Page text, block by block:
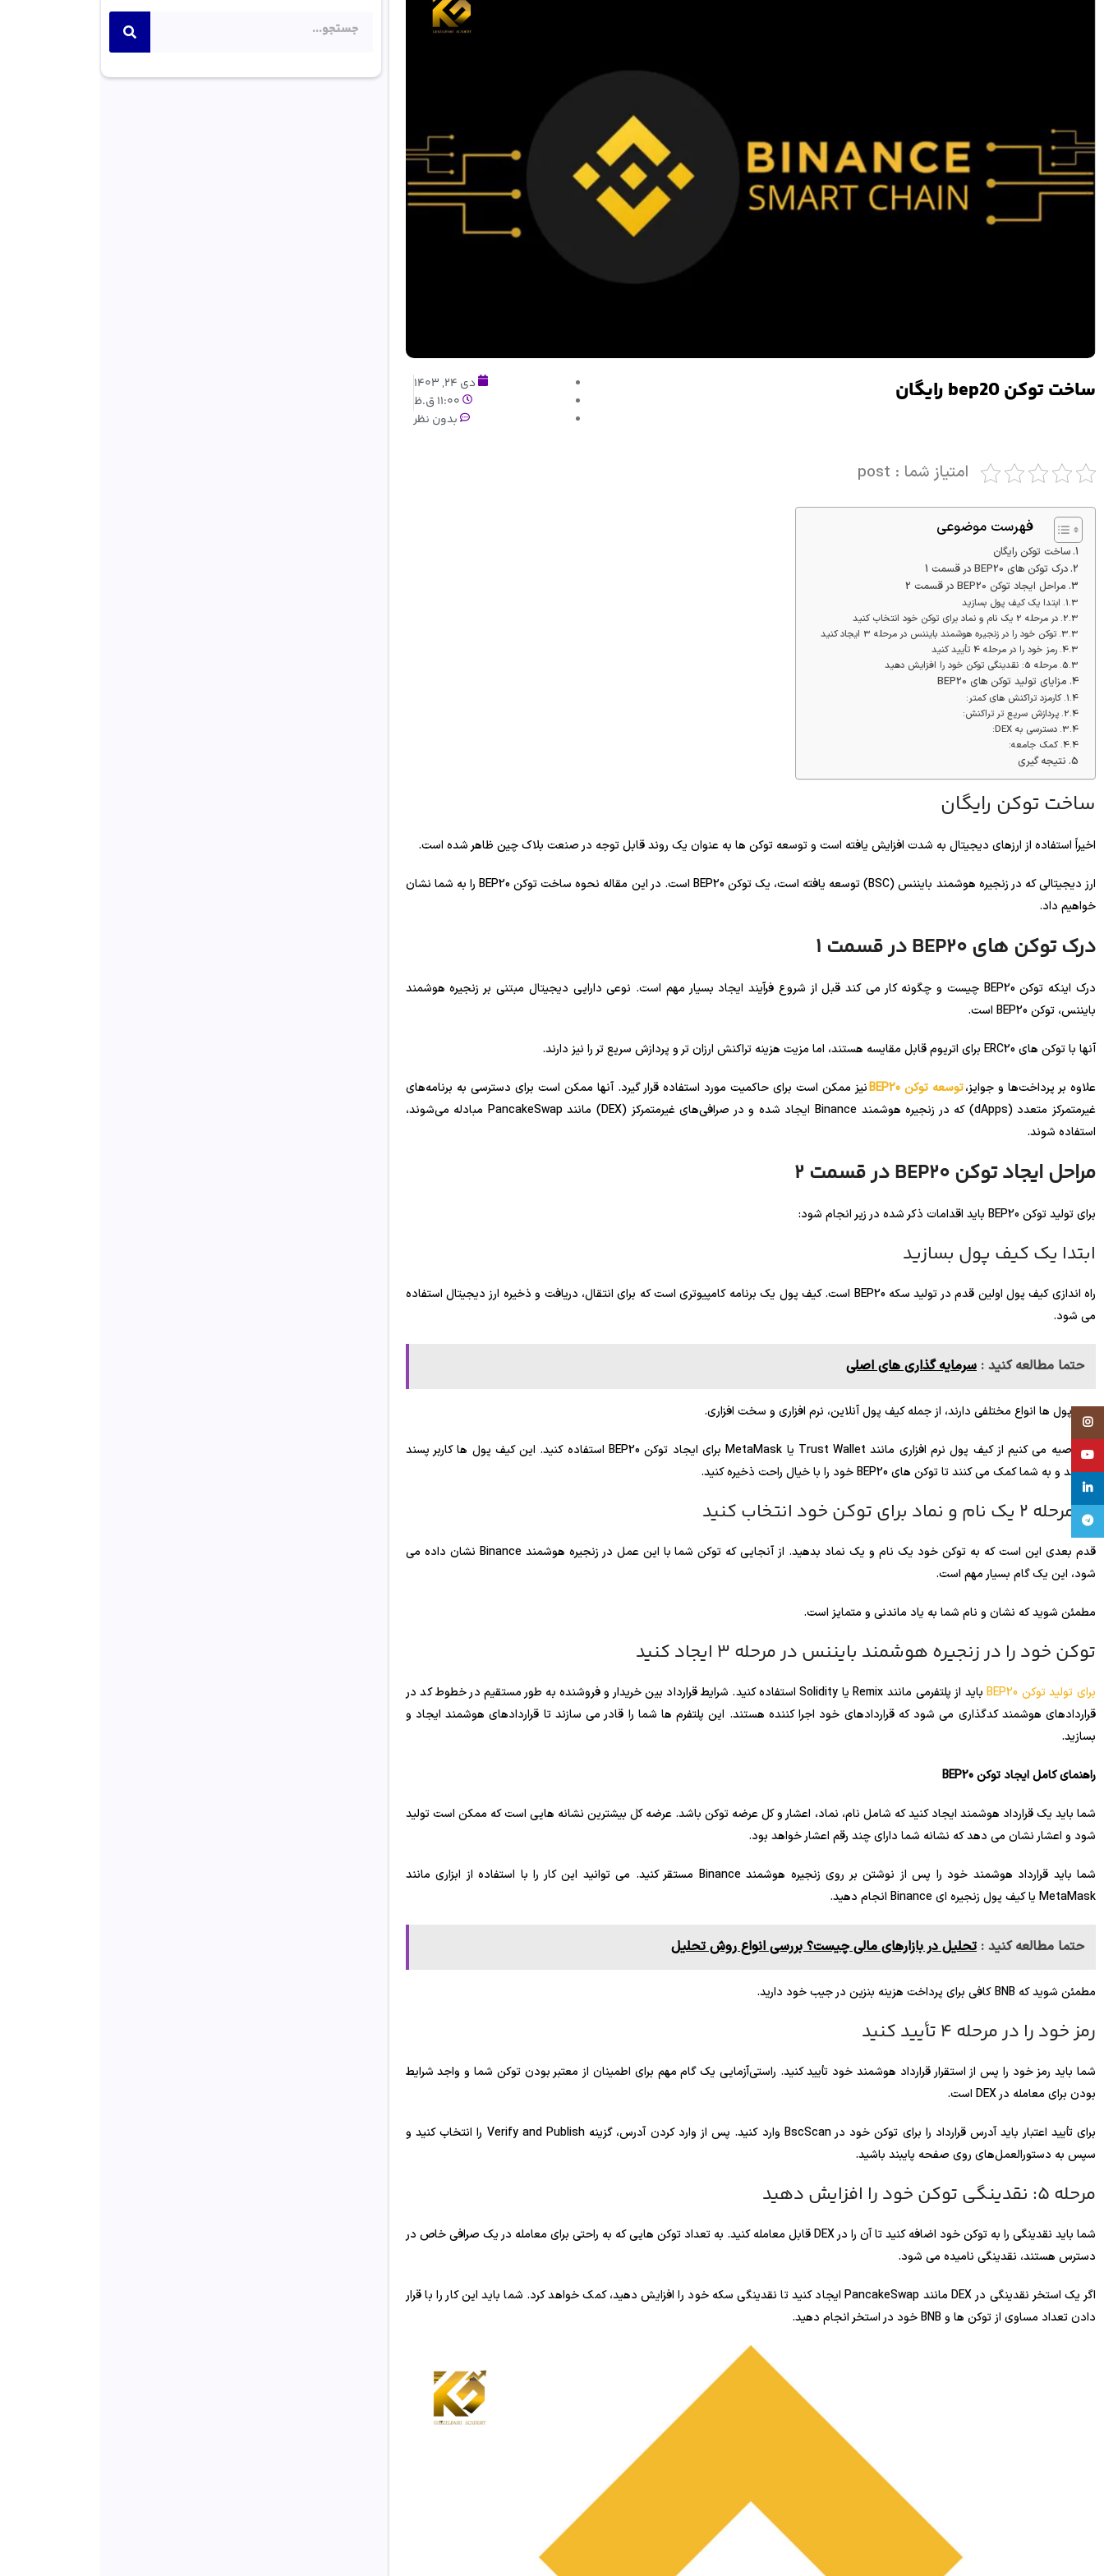
ساخت توکن bep20 رایگان
دی 24, 1403
11:00 ق.ظ
بدون نظر
امتیاز شما : post
فهرست موضوعی
ساخت توکن رایگان
درک توکن های BEP20 در قسمت 1
مراحل ایجاد توکن BEP20 در قسمت 2
ابتدا یک کیف پول بسازید
در مرحله 2 یک نام و نماد برای توکن خود انتخاب کنید
توکن خود را در زنجیره هوشمند بایننس در مرحله 3 ایجاد کنید
رمز خود را در مرحله 4 تأیید کنید
مرحله 5: نقدینگی توکن خود را افزایش دهید
مزایای تولید توکن های BEP20
کارمزد تراکنش های کمتر:
پردازش سریع تر تراکنش:
دسترسی به DEX:
کمک جامعه:
نتیجه گیری
ساخت توکن رایگان
اخیراً استفاده از ارزهای دیجیتال به شدت افزایش یافته است و توسعه توکن ها به عنوان یک روند قابل توجه در صنعت بلاک چین ظاهر شده است.
ارز دیجیتالی که در زنجیره هوشمند بایننس (BSC) توسعه یافته است، یک توکن BEP20 است. در این مقاله نحوه ساخت توکن BEP20 را به شما نشان
خواهیم داد.
درک توکن های BEP20 در قسمت 1
درک اینکه توکن BEP20 چیست و چگونه کار می کند قبل از شروع فرآیند ایجاد بسیار مهم است. نوعی دارایی دیجیتال مبتنی بر زنجیره هوشمند
بایننس، توکن BEP20 است.
آنها با توکن های ERC20 برای اتریوم قابل مقایسه هستند، اما مزیت هزینه تراکنش ارزان تر و پردازش سریع تر را نیز دارند.
علاوه بر پرداخت‌ها و جوایز،توسعه توکن BEP20
نیز ممکن است برای حاکمیت مورد استفاده قرار گیرد. آنها ممکن است برای دسترسی به برنامه‌های
غیرمتمرکز متعدد (dApps) که در زنجیره هوشمند Binance ایجاد شده و در صرافی‌های غیرمتمرکز (DEX) مانند PancakeSwap مبادله می‌شوند،
استفاده شوند.
مراحل ایجاد توکن BEP20 در قسمت 2
برای تولید توکن BEP20 باید اقدامات ذکر شده در زیر انجام شود:
ابتدا یک کیف پول بسازید
راه اندازی کیف پول اولین قدم در تولید سکه BEP20 است. کیف پول یک برنامه کامپیوتری است که برای انتقال، دریافت و ذخیره ارز دیجیتال استفاده
می شود.
حتما مطالعه کنید : سرمایه گذاری های اصلی
کیف پول ها انواع مختلفی دارند، از جمله کیف پول آنلاین، نرم افزاری و سخت افزاری.
ما توصیه می کنیم از کیف پول نرم افزاری مانند Trust Wallet یا MetaMask برای ایجاد توکن BEP20 استفاده کنید. این کیف پول ها کاربر پسند
هستند و به شما کمک می کنند تا توکن های BEP20 خود را با خیال راحت ذخیره کنید.
در مرحله 2 یک نام و نماد برای توکن خود انتخاب کنید
قدم بعدی این است که به توکن خود یک نام و یک نماد بدهید. از آنجایی که توکن شما با این عمل در زنجیره هوشمند Binance نشان داده می
شود، این یک گام بسیار مهم است.
مطمئن شوید که نشان و نام شما به یاد ماندنی و متمایز است.
توکن خود را در زنجیره هوشمند بایننس در مرحله 3 ایجاد کنید
برای تولید توکن BEP20
باید از پلتفرمی مانند Remix یا Solidity استفاده کنید. شرایط قرارداد بین خریدار و فروشنده به طور مستقیم در خطوط کد در
قراردادهای هوشمند کدگذاری می شود که قراردادهای خود اجرا کننده هستند. این پلتفرم ها شما را قادر می سازند تا قراردادهای هوشمند ایجاد و
بسازید.
راهنمای کامل ایجاد توکن BEP20
شما باید یک قرارداد هوشمند ایجاد کنید که شامل نام، نماد، اعشار و کل عرضه توکن باشد. عرضه کل بیشترین نشانه هایی است که ممکن است تولید
شود و اعشار نشان می دهد که نشانه شما دارای چند رقم اعشار خواهد بود.
شما باید قرارداد هوشمند خود را پس از نوشتن بر روی زنجیره هوشمند Binance مستقر کنید. می توانید این کار را با استفاده از ابزاری مانند
MetaMask یا کیف پول زنجیره ای Binance انجام دهید.
حتما مطالعه کنید : تحلیل در بازارهای مالی چیست؟ بررسی انواع روش تحلیل
مطمئن شوید که BNB کافی برای پرداخت هزینه بنزین در جیب خود دارید.
رمز خود را در مرحله 4 تأیید کنید
شما باید رمز خود را پس از استقرار قرارداد هوشمند خود تأیید کنید. راستی‌آزمایی یک گام مهم برای اطمینان از معتبر بودن توکن شما و واجد شرایط
بودن برای معامله در DEX است.
برای تأیید اعتبار باید آدرس قرارداد را برای توکن خود در BscScan وارد کنید. پس از وارد کردن آدرس، گزینه Verify and Publish را انتخاب کنید و
سپس به دستورالعمل‌های روی صفحه پایبند باشید.
مرحله 5: نقدینگی توکن خود را افزایش دهید
شما باید نقدینگی را به توکن خود اضافه کنید تا آن را در DEX قابل معامله کنید. به تعداد توکن هایی که به راحتی برای معامله در یک صرافی خاص در
دسترس هستند، نقدینگی نامیده می شود.
اگر یک استخر نقدینگی در DEX مانند PancakeSwap ایجاد کنید تا نقدینگی سکه خود را افزایش دهید، کمک خواهد کرد. شما باید این کار را با قرار
دادن تعداد مساوی از توکن ها و BNB خود در استخر انجام دهید.
Instagram
YouTube
تلگرام